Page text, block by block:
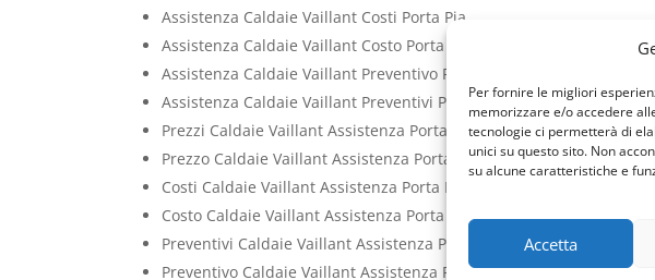
Per fornire le migliori
memorizzare e/o accedere
tecnologie ci permetterà di
unici su questo sito. Non
su alcune caratteristiche e
Accetta
Assistenza Caldaie Vaillant Costi Porta Pia
Assistenza Caldaie Vaillant Costo Porta Pia
Assistenza Caldaie Vaillant Preventivo Porta Pia
Assistenza Caldaie Vaillant Preventivi Porta Pia
Prezzi Caldaie Vaillant Assistenza Porta Pia
Prezzo Caldaie Vaillant Assistenza Porta Pia
Costi Caldaie Vaillant Assistenza Porta Pia
Costo Caldaie Vaillant Assistenza Porta Pia
Preventivi Caldaie Vaillant Assistenza Porta Pia
Preventivo Caldaie Vaillant Assistenza Porta Pia